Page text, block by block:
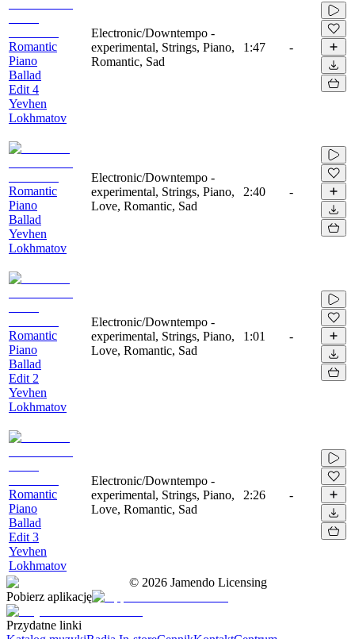
Romantic
Piano
Ballad
Edit 4
Yevhen
Lokhmatov
Electronic/Downtempo -
experimental, Strings, Piano,
Romantic, Sad
1:47 -
Romantic
Piano
Ballad
Yevhen
Lokhmatov
Electronic/Downtempo -
experimental, Strings, Piano,
Love, Romantic, Sad
2:40 -
Romantic
Piano
Ballad
Edit 2
Yevhen
Lokhmatov
Electronic/Downtempo -
experimental, Strings, Piano,
Love, Romantic, Sad
1:01 -
Romantic
Piano
Ballad
Edit 3
Yevhen
Lokhmatov
Electronic/Downtempo -
experimental, Strings, Piano,
Love, Romantic, Sad
2:26 -
© 2026 Jamendo Licensing
Pobierz aplikację
Przydatne linki